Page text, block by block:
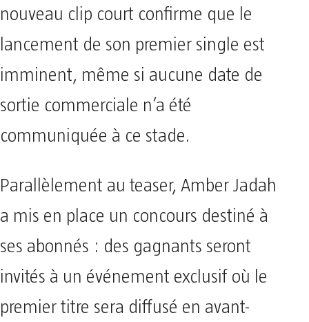
nouveau clip court confirme que le
lancement de son premier single est
imminent, même si aucune date de
sortie commerciale n’a été
communiquée à ce stade.
Parallèlement au teaser, Amber Jadah
a mis en place un concours destiné à
ses abonnés : des gagnants seront
invités à un événement exclusif où le
premier titre sera diffusé en avant-